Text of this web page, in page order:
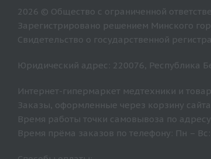
2026 © Общество с ограниченной
Зарегистрировано решением Минского
Свидетельство о государственной
Юридический адрес: 220076, Республика
Интернет-гипермаркет медтехники и
Заказы, оформленные через корзину
Время работы точки самовывоза по
Время прёма заказов по телефону: Пн – Вс: